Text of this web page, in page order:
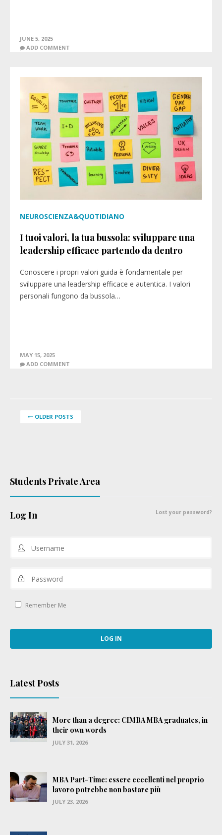
JUNE 5, 2025
ADD COMMENT
NEUROSCIENZA&QUOTIDIANO
I tuoi valori, la tua bussola: sviluppare una
leadership efficace partendo da dentro
Conoscere i propri valori guida è fondamentale per
sviluppare una leadership efficace e autentica. I valori
personali fungono da bussola…
MAY 15, 2025
ADD COMMENT
OLDER POSTS
Students Private Area
Log In
Remember Me
Lost your password?
Latest Posts
More than a degree: CIMBA MBA graduates, in
their own words
JULY 31, 2026
MBA Part-Time: essere eccellenti nel proprio
lavoro potrebbe non bastare più
JULY 23, 2026